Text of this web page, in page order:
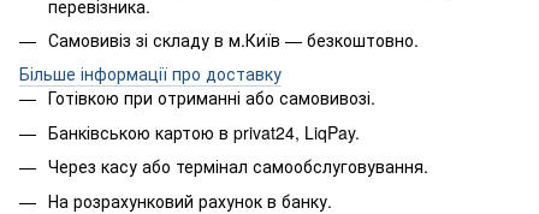
перевізника.
Самовивіз зі складу в м.Київ — безкоштовно.
Більше інформації про доставку
Готівкою при отриманні або самовивозі.
Банківською картою в privat24, LiqPay.
Через касу або термінал самообслуговування.
На розрахунковий рахунок в банку.